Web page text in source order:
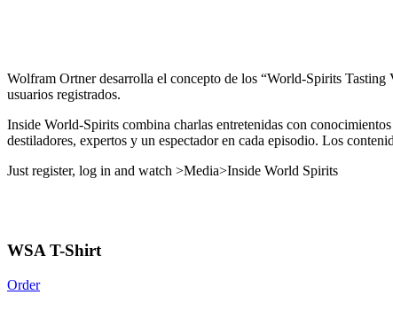
Wolfram Ortner desarrolla el concepto de los “World-Spirits
usuarios registrados.
Inside World-Spirits combina charlas entretenidas con
destiladores, expertos y un espectador en cada episodio. Los
Just register, log in and watch >Media>Inside World Spirits
WSA T-Shirt
Order